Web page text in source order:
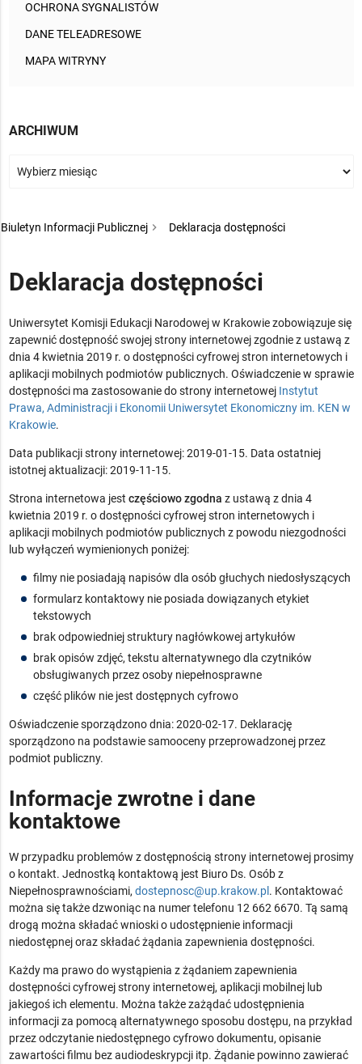
OCHRONA SYGNALISTÓW
DANE TELEADRESOWE
MAPA WITRYNY
ARCHIWUM
Biuletyn Informacji Publicznej Deklaracja dostępności
Deklaracja dostępności
Uniwersytet Komisji Edukacji Narodowej w Krakowiezobowiązuje się
zapewnić dostępność swojej strony internetowej zgodnie z ustawą z
dnia 4 kwietnia 2019 r. o dostępności cyfrowej stron internetowych i
aplikacji mobilnych podmiotów publicznych. Oświadczenie w sprawie
dostępności ma zastosowanie do strony internetowej Instytut
Prawa, Administracji i Ekonomii Uniwersytet Ekonomiczny im. KEN w
Krakowie.
Data publikacji strony internetowej:2019-01-15. Data ostatniej
istotnej aktualizacji:2019-11-15.
Strona internetowa jest częściowo zgodna z ustawą z dnia 4
kwietnia 2019 r. o dostępności cyfrowej stron internetowych i
aplikacji mobilnych podmiotów publicznych z powodu niezgodności
lub wyłączeń wymienionych poniżej:
filmy nie posiadają napisów dla osób głuchych niedosłyszących
formularz kontaktowy nie posiada dowiązanych etykiet
tekstowych
brak odpowiedniej struktury nagłówkowej artykułów
brak opisów zdjęć, tekstu alternatywnego dla czytników
obsługiwanych przez osoby niepełnosprawne
część plików nie jest dostępnych cyfrowo
Oświadczenie sporządzono dnia:2020-02-17. Deklarację
sporządzono na podstawie samooceny przeprowadzonej przez
podmiot publiczny.
Informacje zwrotne i dane
kontaktowe
W przypadku problemów z dostępnością strony internetowej prosimy
o kontakt. Jednostką kontaktową jest Biuro Ds. Osób z
Niepełnosprawnościami, dostepnosc@up.krakow.pl . Kontaktować
można się także dzwoniąc na numer telefonu 12 662 6670. Tą samą
drogą można składać wnioski o udostępnienie informacji
niedostępnej oraz składać żądania zapewnienia dostępności.
Każdy ma prawo do wystąpienia z żądaniem zapewnienia
dostępności cyfrowej strony internetowej, aplikacji mobilnej lub
jakiegoś ich elementu. Można także zażądać udostępnienia
informacji za pomocą alternatywnego sposobu dostępu, na przykład
przez odczytanie niedostępnego cyfrowo dokumentu, opisanie
zawartości filmu bez audiodeskrypcji itp. Żądanie powinno zawierać